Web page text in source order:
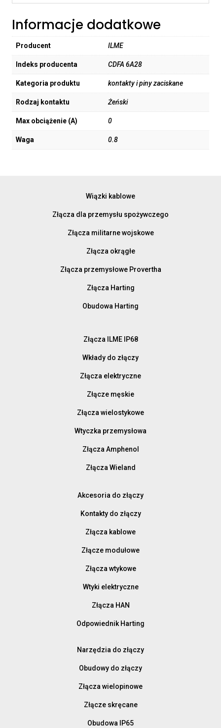
Informacje dodatkowe
Producent ILME
Indeks producenta CDFA 6A28
Kategoria produktu kontakty i piny zaciskane
Rodzaj kontaktu Żeński
Max obciążenie (A) 0
Waga 0.8
Wiązki kablowe
Złącza dla przemysłu spożywczego
Złącza militarne wojskowe
Złącza okrągłe
Złącza przemysłowe Provertha
Złącza Harting
Obudowa Harting
Złącza ILME IP68
Wkłady do złączy
Złącza elektryczne
Złącze męskie
Złącza wielostykowe
Wtyczka przemysłowa
Złącza Amphenol
Złącza Wieland
Akcesoria do złączy
Kontakty do złączy
Złącza kablowe
Złącze modułowe
Złącza wtykowe
Wtyki elektryczne
Złącza HAN
Odpowiednik Harting
Narzędzia do złączy
Obudowy do złączy
Złącza wielopinowe
Złącze skręcane
Obudowa IP65